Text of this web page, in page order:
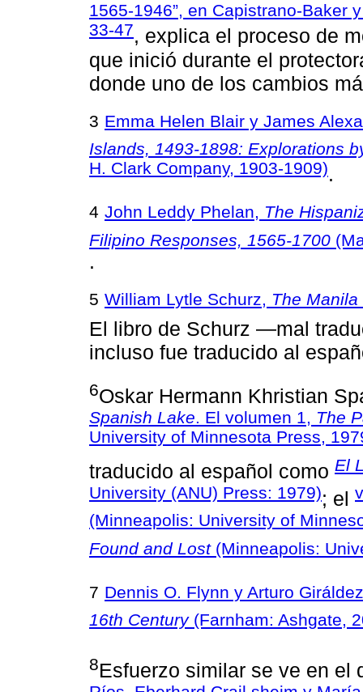
1565-1946”, en Capistrano-Baker
33-47, explica el proceso de
que inició durante el
donde uno de los cambios
3 Emma Helen Blair y James
Islands, 1493-1898: Explorations
H. Clark Company, 1903-1909).
4 John Leddy Phelan, The
Filipino Responses, 1565-1700
.
5 William Lytle Schurz, The
El libro de Schurz —mal
incluso fue traducido al
6Oskar Hermann Khristian
Spanish Lake. El volumen 1, The
University of Minnesota Press,
traducido al español como El
University (ANU) Press: 1979); el
(Minneapolis: University of
Found and Lost(Minneapolis:
7 Dennis O. Flynn y Arturo
16th Century(Farnham: Ashgate,
8Esfuerzo similar se ve en el